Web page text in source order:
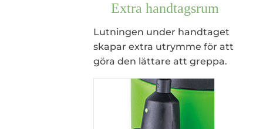
Extra handtagsrum
Lutningen under handtaget
skapar extra utrymme för att
göra den lättare att greppa.